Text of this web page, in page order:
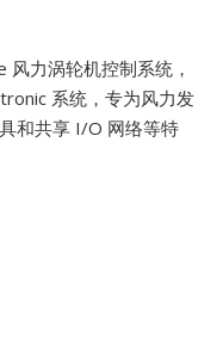
风力涡轮机控制系统，
系统，专为风力发
和共享 I/O 网络等特